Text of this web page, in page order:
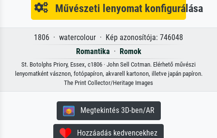
Művészeti lenyomat konfigurálása
1806 · watercolour · Kép azonosítója: 746048
Romantika · Romok
St. Botolphs Priory, Essex, c1806 · John Sell Cotman. Elérhető művészi
lenyomatként vásznon, fotópapíron, akvarell kartonon, illetve japán papíron.
The Print Collector/Heritage Images
Megtekintés 3D-ben/AR
Hozzáadás kedvencekhez